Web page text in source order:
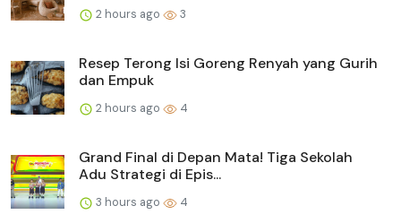
2 hours ago 3
Resep Terong Isi Goreng Renyah yang Gurih
dan Empuk
2 hours ago 4
Grand Final di Depan Mata! Tiga Sekolah
Adu Strategi di Epis...
3 hours ago 4